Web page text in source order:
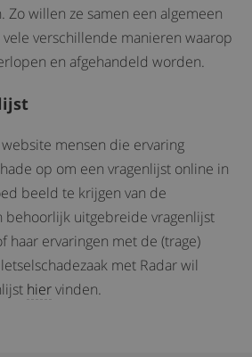
Zo willen ze samen een algemeen
verschillende manieren waarop
en afgehandeld worden.
mensen die ervaring
op om een vragenlijst online in
beeld te krijgen van de
behoorlijk uitgebreide vragenlijst
haar ervaringen met de (trage)
met Radar wil
hiervinden.